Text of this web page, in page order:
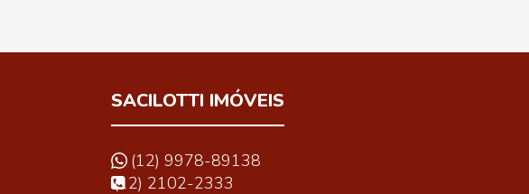
SACILOTTI IMÓVEIS
(12) 9978-89138
(12) 2102-2333